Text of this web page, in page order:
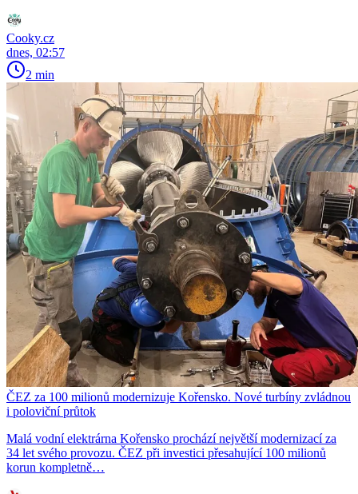
Cooky.cz
dnes, 02:57
2 min
ČEZ za 100 milionů modernizuje Kořensko. Nové turbíny zvládnou
i poloviční průtok
Malá vodní elektrárna Kořensko prochází největší modernizací za
34 let svého provozu. ČEZ při investici přesahující 100 milionů
korun kompletně…